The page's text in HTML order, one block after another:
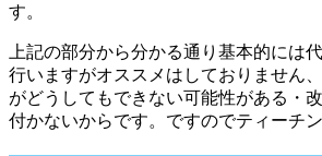
す。
上記の部分から分かる通り基本的には
行いますがオススメはしておりません
がどうしてもできない可能性がある・
付かないからです。ですのでティーチ